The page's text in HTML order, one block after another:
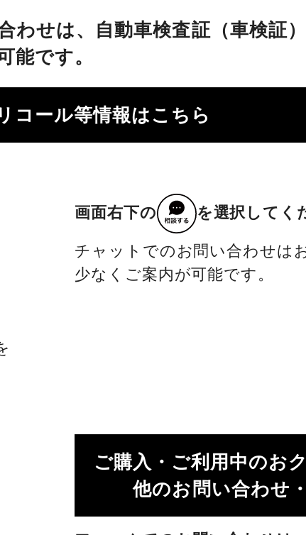
わせは、自動車検査証（車検証
能です。
リコール等情報はこちら
画面右下の を選択してく
チャットでのお問い合わせは
少なくご案内が可能です。
ご購入・ご利用中のお
他のお問い合わせ